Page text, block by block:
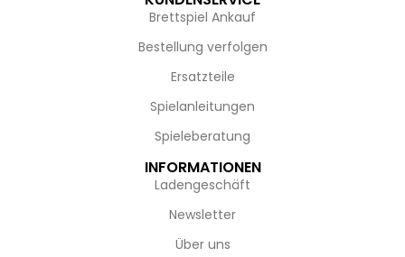
Brettspiel Ankauf
Bestellung verfolgen
Ersatzteile
Spielanleitungen
Spieleberatung
INFORMATIONEN
Ladengeschäft
Newsletter
Über uns